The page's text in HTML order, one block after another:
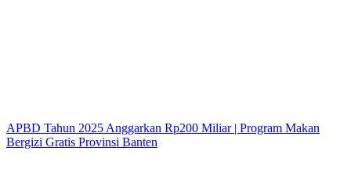
APBD Tahun 2025 Anggarkan Rp200 Miliar | Program Makan
Bergizi Gratis Provinsi Banten